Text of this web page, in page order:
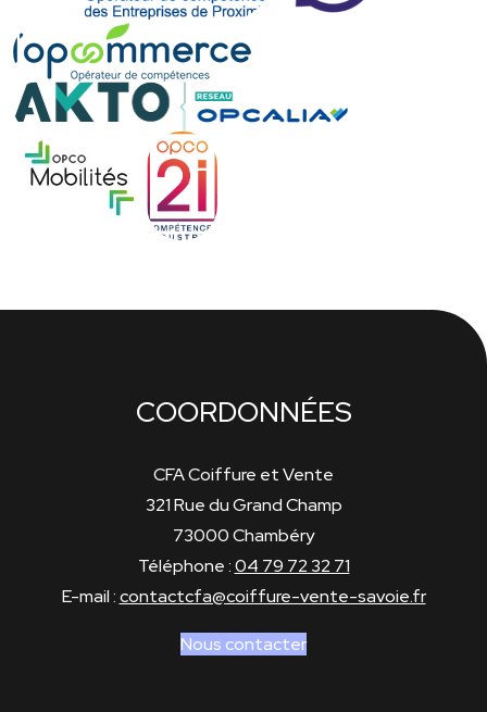
COORDONNÉES
CFA Coiffure et Vente
321 Rue du Grand Champ
73000 Chambéry
Téléphone :04 79 72 32 71
E-mail :contactcfa@coiffure-vente-savoie.fr
Nous contacter